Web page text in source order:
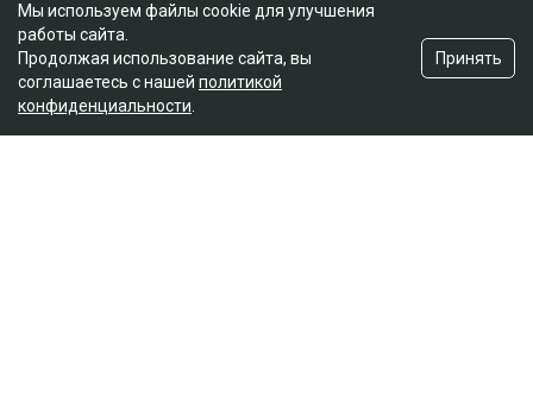
Мы используем файлы cookie для улучшения
работы сайта.
Продолжая использование сайта, вы
соглашаетесь с нашей политикой
конфиденциальности
Принять